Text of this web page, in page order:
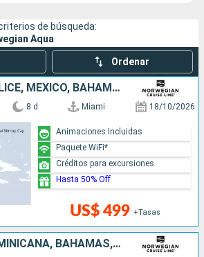
y tobogán en el mar. Su sister-ship
.
de búsqueda:
Aqua
Ordenar
HONDURAS, BELICE, MÉXICO, BAHAMAS, ESTADOS UNIDOS
8 d Miami 18/10/2026
US$ 499 +Tasas
Animaciones Incluidas
Paquete WiFi*
Créditos para excursiones
Hasta 50% Off
REPÚBLICA DOMINICANA, BAHAMAS, ESTADOS UNIDOS